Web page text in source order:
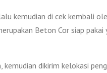
kemudian di cek kembali
Beton Cor siap
dikirim kelokasi